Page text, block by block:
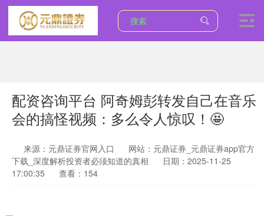
配资咨询平台 阿奇姆彭转发自己在音乐
会的搞怪视频：多么令人惊叹！🤩
来源：元鼎证券官网入口
网站：元鼎证券_元鼎证券app官方
下载_深度解析投资者必须知道的真相
日期：2025-11-25
17:00:35
查看：154
上证综指 3940.04 +39.68 +1.02%